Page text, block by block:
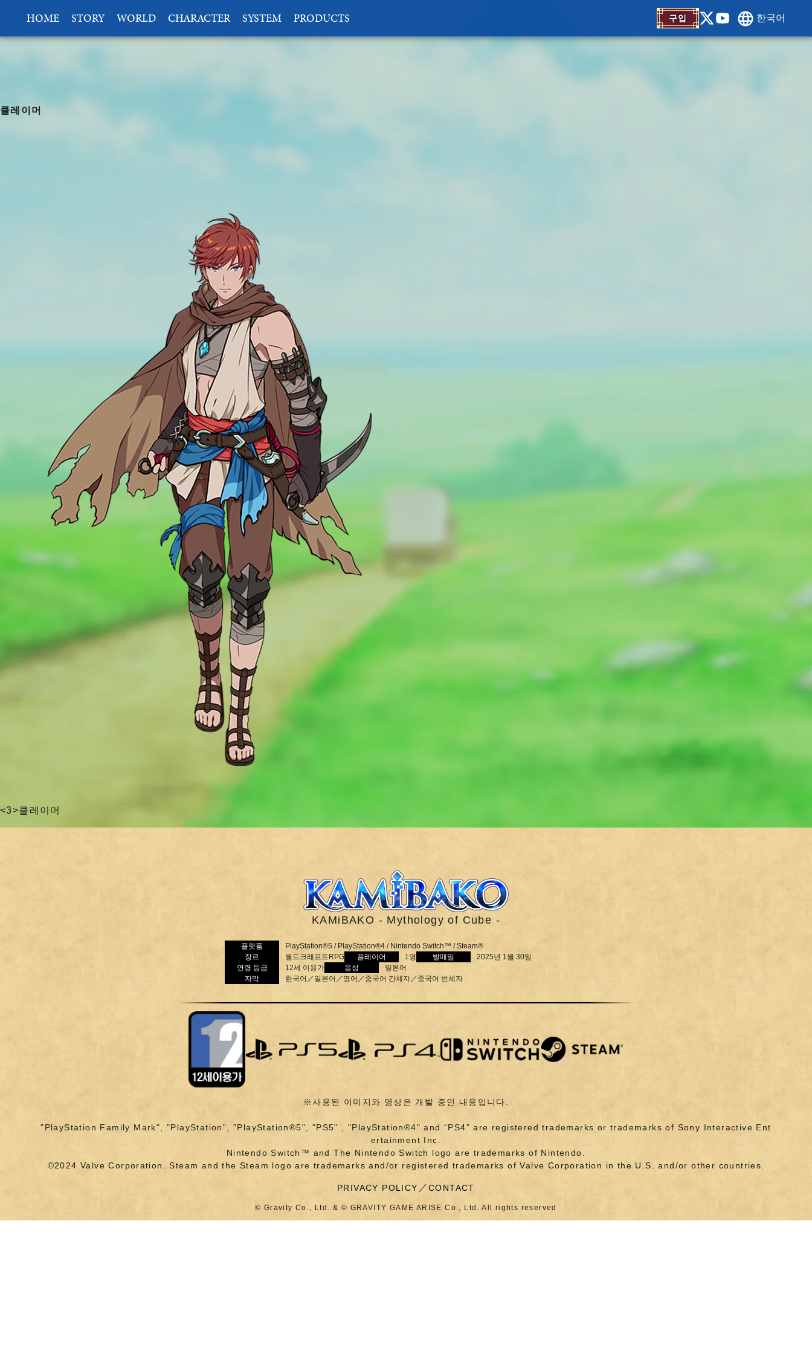
HOME STORY WORLD CHARACTER SYSTEM PRODUCTS 구입 한국어
클레이머
<3>클레이머
KAMiBAKO - Mythology of Cube -
플랫폼
PlayStation®5 / PlayStation®4 / Nintendo Switch™ / Steam®
장르
월드크래프트RPG 플레이어 1명 발매일
2025년 1월 30일
연령 등급
12세 이용가 음성
일본어
자막
한국어／일본어／영어／중국어 간체자／중국어 번체자
※사용된 이미지와 영상은 개발 중인 내용입니다.
"PlayStation Family Mark", "PlayStation", "PlayStation®5", "PS5" , "PlayStation®4" and “PS4” are registered trademarks or trademarks of Sony Interactive Ent
ertainment Inc.
Nintendo Switch™ and The Nintendo Switch logo are trademarks of Nintendo.
©2024 Valve Corporation. Steam and the Steam logo are trademarks and/or registered trademarks of Valve Corporation in the U.S. and/or other countries.
PRIVACY POLICY CONTACT
© Gravity Co., Ltd. & © GRAVITY GAME ARISE Co., Ltd. All rights reserved